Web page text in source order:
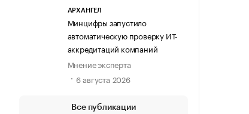
АРХАНГЕЛ
Минцифры запустило
автоматическую проверку ИТ-
аккредитаций компаний
Мнение эксперта
6 августа 2026
Все публикации